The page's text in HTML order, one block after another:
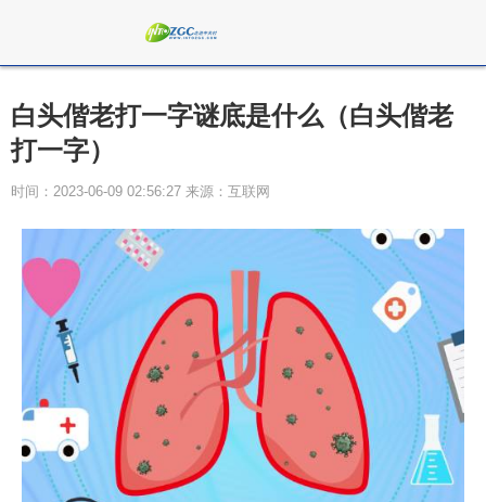
白头偕老打一字谜底是什么（白头偕老
打一字）
时间：2023-06-09 02:56:27 来源：互联网